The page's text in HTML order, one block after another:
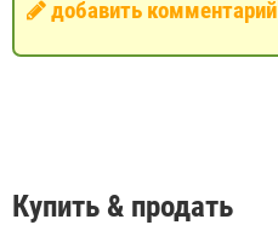
добавить комментарий
Купить & продать